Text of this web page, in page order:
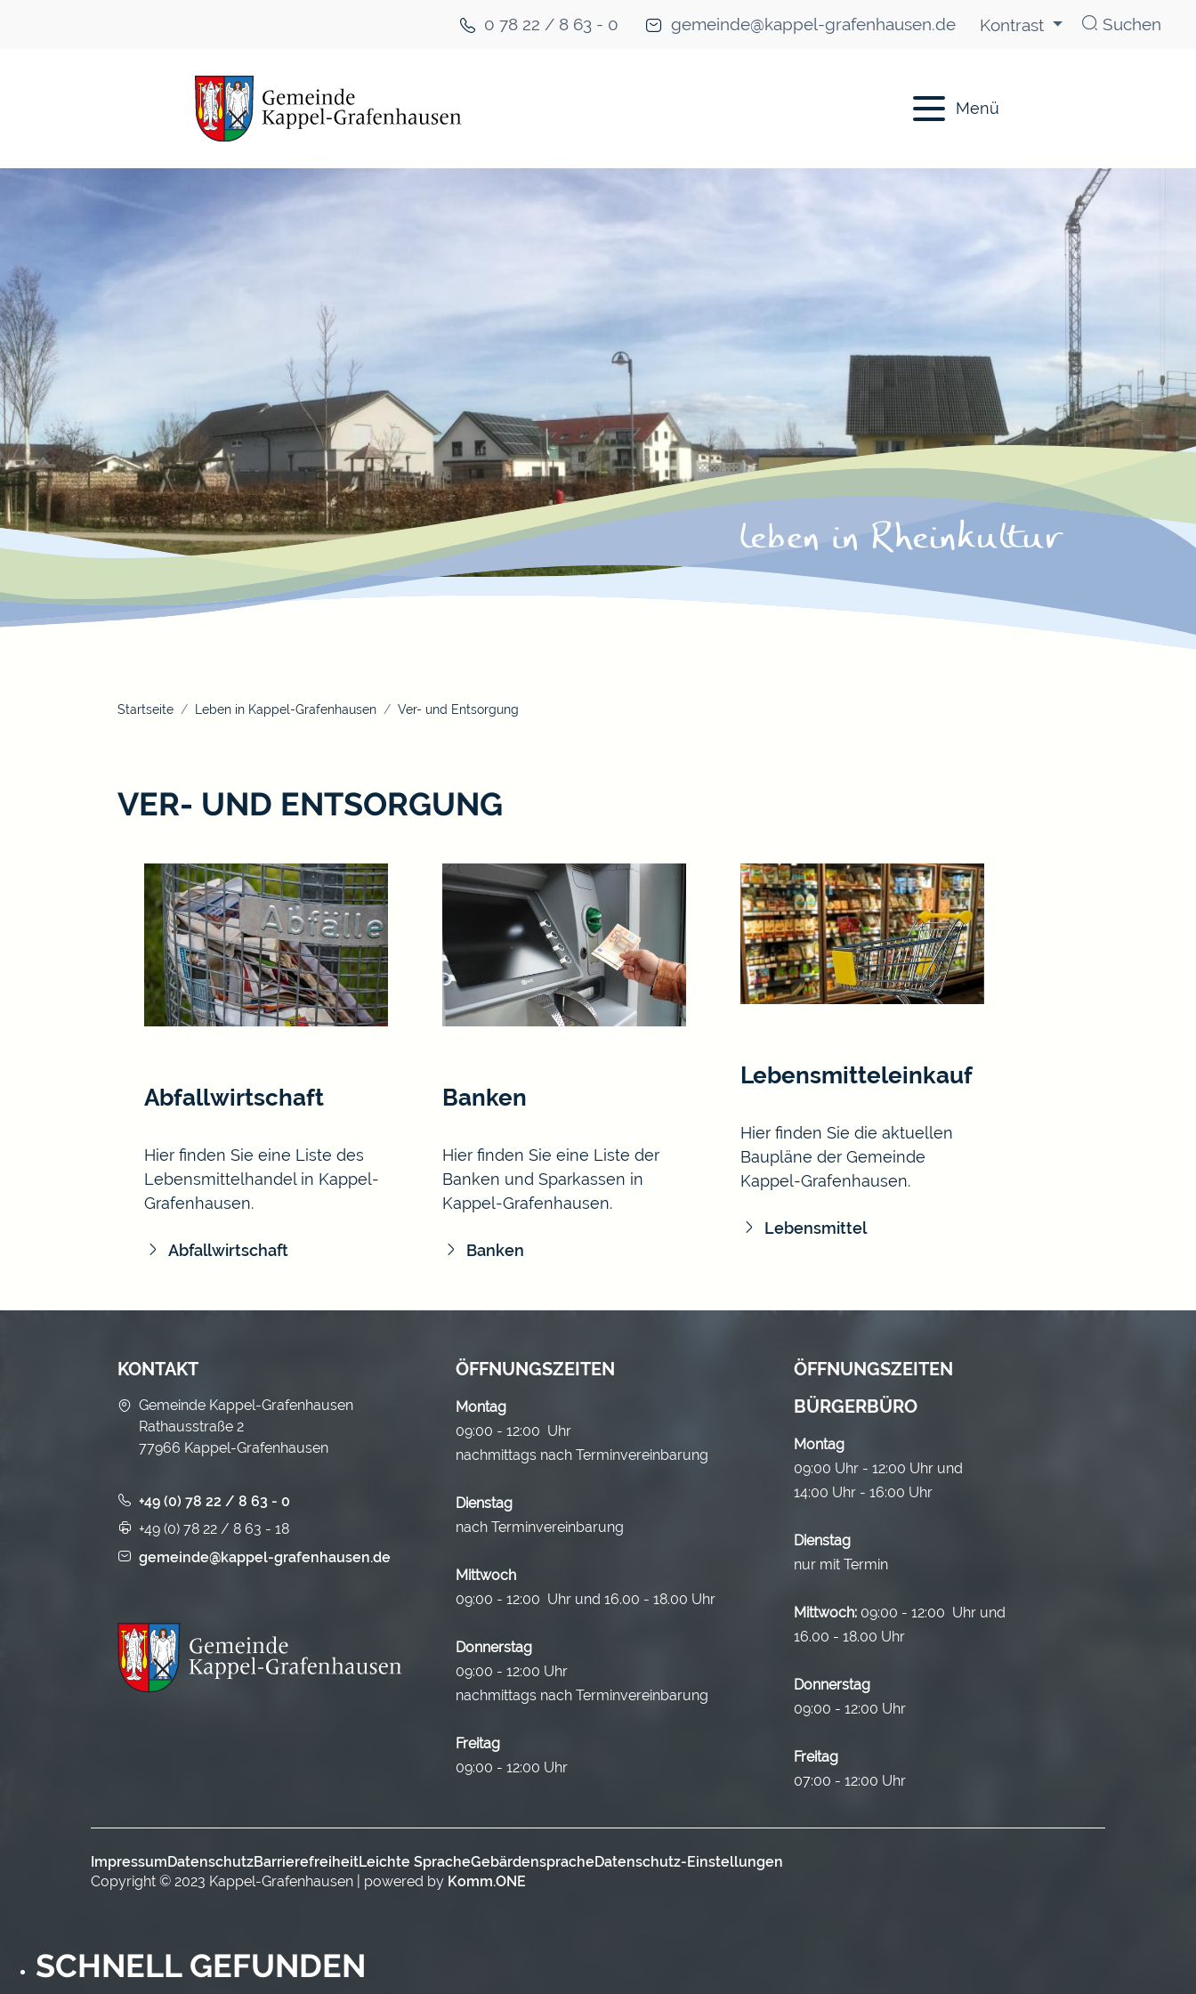
0 78 22 / 8 63 - 0 gemeinde@kappel-grafenhausen.de Kontrast Suchen
Menü
Startseite Leben in Kappel-Grafenhausen Ver- und Entsorgung
VER- UND ENTSORGUNG
Abfallwirtschaft
Hier finden Sie eine Liste des
Lebensmittelhandel in Kappel-
Grafenhausen.
Abfallwirtschaft
Banken
Hier finden Sie eine Liste der
Banken und Sparkassen in
Kappel-Grafenhausen.
Banken
Lebensmitteleinkauf
Hier finden Sie die aktuellen
Baupläne der Gemeinde
Kappel-Grafenhausen.
Lebensmittel
KONTAKT
Gemeinde Kappel-Grafenhausen
Rathausstraße 2
77966 Kappel-Grafenhausen
+49 (0) 78 22 / 8 63 - 0
+49 (0) 78 22 / 8 63 - 18
gemeinde@kappel-grafenhausen.de
ÖFFNUNGSZEITEN
Montag
09:00 - 12:00 Uhr
nachmittags nach Terminvereinbarung
Dienstag
nach Terminvereinbarung
Mittwoch
09:00 - 12:00 Uhr und 16.00 - 18.00 Uhr
Donnerstag
09:00 - 12:00 Uhr
nachmittags nach Terminvereinbarung
Freitag
09:00 - 12:00 Uhr
ÖFFNUNGSZEITEN
BÜRGERBÜRO
Montag
09:00 Uhr - 12:00 Uhr und
14:00 Uhr - 16:00 Uhr
Dienstag
nur mit Termin
Mittwoch: 09:00 - 12:00 Uhr und
16.00 - 18.00 Uhr
Donnerstag
09:00 - 12:00 Uhr
Freitag
07:00 - 12:00 Uhr
Impressum DatenschutzBarrierefreiheitLeichte SpracheGebärdenspracheDatenschutz-Einstellungen
Copyright © 2023 Kappel-Grafenhausen | powered by Komm.ONE
SCHNELL GEFUNDEN